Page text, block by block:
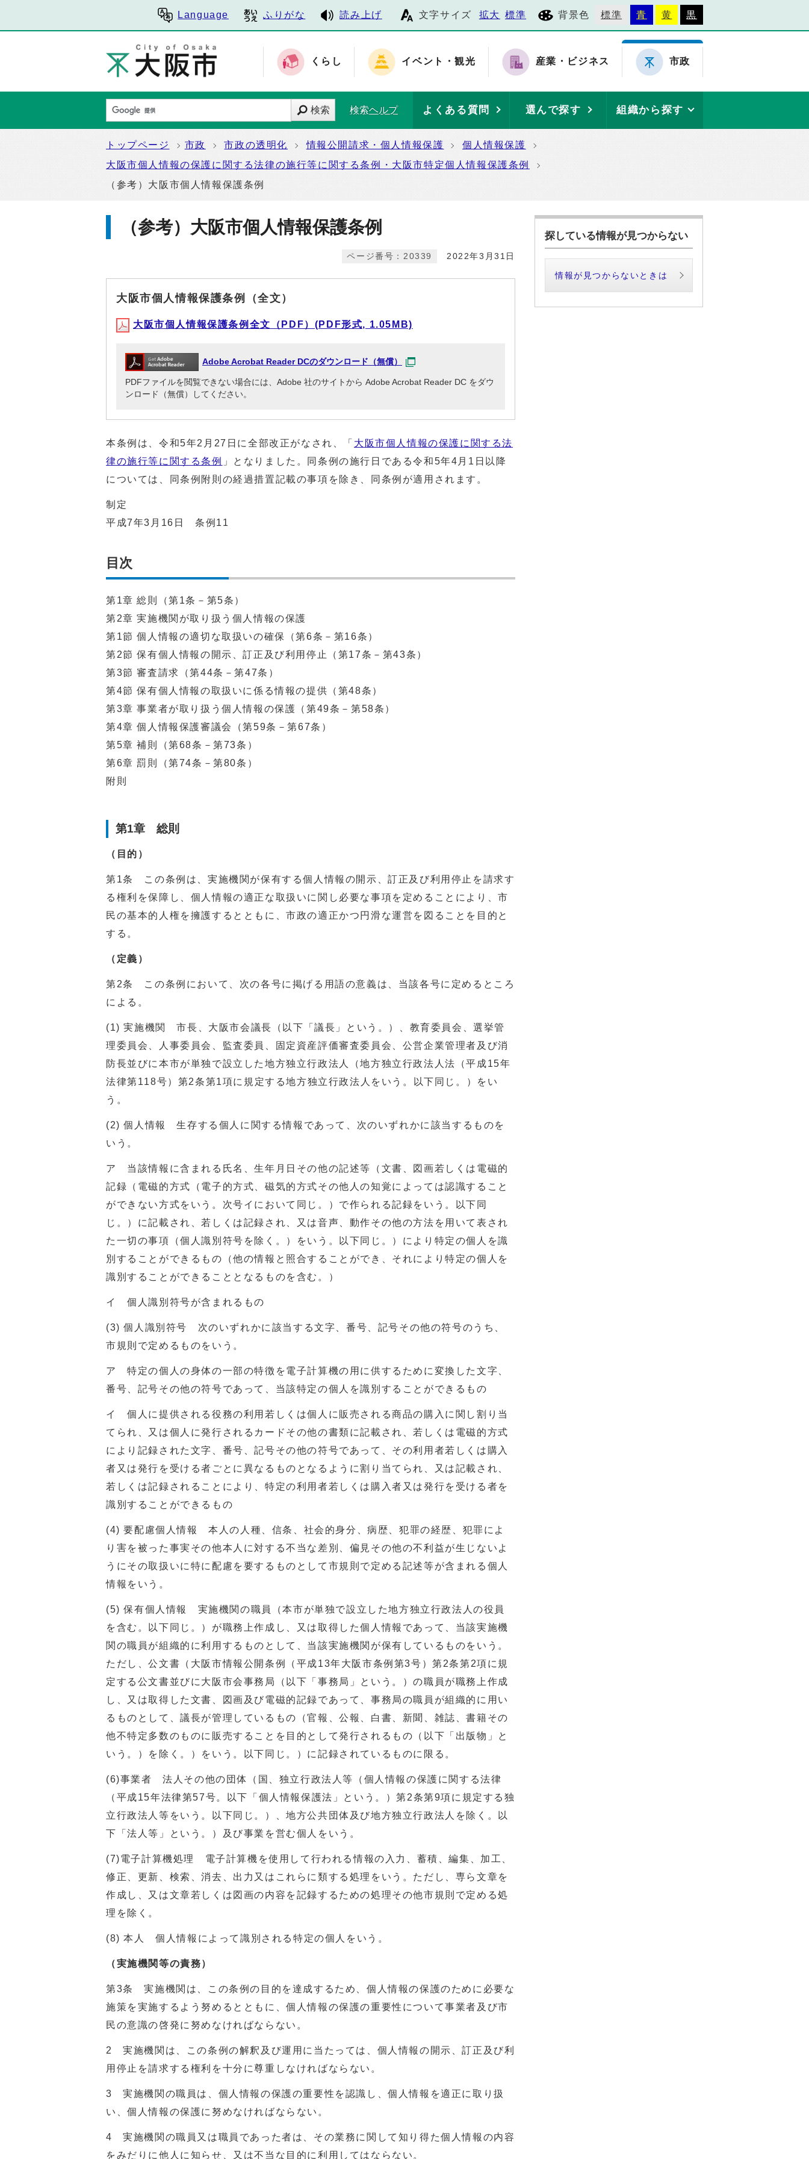
Language ふりがな 読み上げ 文字サイズ 拡大 標準 背景色 標準 青 黄 黒
くらし イベント・観光 産業・ビジネス 市政
検索 検索ヘルプ よくある質問 選んで探す 組織から探す
トップページ 市政 市政の透明化 情報公開請求・個人情報保護
個人情報保護
大阪市個人情報の保護に関する法律の施行等に関する条例・大阪市特定個人情報保護条例
（参考）大阪市個人情報保護条例
（参考）大阪市個人情報保護条例
2022年3月31日
ページ番号：20339
大阪市個人情報保護条例（全文）
大阪市個人情報保護条例全文（PDF）(PDF形式, 1.05MB)
Adobe Acrobat Reader DCのダウンロード（無償）
PDFファイルを閲覧できない場合には、Adobe 社のサイトから Adobe Acrobat Reader DC をダウ
ンロード（無償）してください。
本条例は、令和5年2月27日に全部改正がなされ、「 大阪市個人情報の保護に関する法
律の施行等に関する条例
」となりました。同条例の施行日である令和5年4月1日以降
については、同条例附則の経過措置記載の事項を除き、同条例が適用されます。
制定
平成7年3月16日 条例11
目次
第1章 総則（第1条－第5条）
第2章 実施機関が取り扱う個人情報の保護
第1節 個人情報の適切な取扱いの確保（第6条－第16条）
第2節 保有個人情報の開示、訂正及び利用停止（第17条－第43条）
第3節 審査請求（第44条－第47条）
第4節 保有個人情報の取扱いに係る情報の提供（第48条）
第3章 事業者が取り扱う個人情報の保護（第49条－第58条）
第4章 個人情報保護審議会（第59条－第67条）
第5章 補則（第68条－第73条）
第6章 罰則（第74条－第80条）
附則
第1章 総則
（目的）
第1条 この条例は、実施機関が保有する個人情報の開示、訂正及び利用停止を請求す
る権利を保障し、個人情報の適正な取扱いに関し必要な事項を定めることにより、市
民の基本的人権を擁護するとともに、市政の適正かつ円滑な運営を図ることを目的と
する。
（定義）
第2条 この条例において、次の各号に掲げる用語の意義は、当該各号に定めるところ
による。
(1) 実施機関 市長、大阪市会議長（以下「議長」という。）、教育委員会、選挙管
理委員会、人事委員会、監査委員、固定資産評価審査委員会、公営企業管理者及び消
防長並びに本市が単独で設立した地方独立行政法人（地方独立行政法人法（平成15年
法律第118号）第2条第1項に規定する地方独立行政法人をいう。以下同じ。）をい
う。
(2) 個人情報 生存する個人に関する情報であって、次のいずれかに該当するものを
いう。
ア 当該情報に含まれる氏名、生年月日その他の記述等（文書、図画若しくは電磁的
記録（電磁的方式（電子的方式、磁気的方式その他人の知覚によっては認識すること
ができない方式をいう。次号イにおいて同じ。）で作られる記録をいう。以下同
じ。）に記載され、若しくは記録され、又は音声、動作その他の方法を用いて表され
た一切の事項（個人識別符号を除く。）をいう。以下同じ。）により特定の個人を識
別することができるもの（他の情報と照合することができ、それにより特定の個人を
識別することができることとなるものを含む。）
イ 個人識別符号が含まれるもの
(3) 個人識別符号 次のいずれかに該当する文字、番号、記号その他の符号のうち、
市規則で定めるものをいう。
ア 特定の個人の身体の一部の特徴を電子計算機の用に供するために変換した文字、
番号、記号その他の符号であって、当該特定の個人を識別することができるもの
イ 個人に提供される役務の利用若しくは個人に販売される商品の購入に関し割り当
てられ、又は個人に発行されるカードその他の書類に記載され、若しくは電磁的方式
により記録された文字、番号、記号その他の符号であって、その利用者若しくは購入
者又は発行を受ける者ごとに異なるものとなるように割り当てられ、又は記載され、
若しくは記録されることにより、特定の利用者若しくは購入者又は発行を受ける者を
識別することができるもの
(4) 要配慮個人情報 本人の人種、信条、社会的身分、病歴、犯罪の経歴、犯罪によ
り害を被った事実その他本人に対する不当な差別、偏見その他の不利益が生じないよ
うにその取扱いに特に配慮を要するものとして市規則で定める記述等が含まれる個人
情報をいう。
(5) 保有個人情報 実施機関の職員（本市が単独で設立した地方独立行政法人の役員
を含む。以下同じ。）が職務上作成し、又は取得した個人情報であって、当該実施機
関の職員が組織的に利用するものとして、当該実施機関が保有しているものをいう。
ただし、公文書（大阪市情報公開条例（平成13年大阪市条例第3号）第2条第2項に規
定する公文書並びに大阪市会事務局（以下「事務局」という。）の職員が職務上作成
し、又は取得した文書、図画及び電磁的記録であって、事務局の職員が組織的に用い
るものとして、議長が管理しているもの（官報、公報、白書、新聞、雑誌、書籍その
他不特定多数のものに販売することを目的として発行されるもの（以下「出版物」と
いう。）を除く。）をいう。以下同じ。）に記録されているものに限る。
(6)事業者 法人その他の団体（国、独立行政法人等（個人情報の保護に関する法律
（平成15年法律第57号。以下「個人情報保護法」という。）第2条第9項に規定する独
立行政法人等をいう。以下同じ。）、地方公共団体及び地方独立行政法人を除く。以
下「法人等」という。）及び事業を営む個人をいう。
(7)電子計算機処理 電子計算機を使用して行われる情報の入力、蓄積、編集、加工、
修正、更新、検索、消去、出力又はこれらに類する処理をいう。ただし、専ら文章を
作成し、又は文章若しくは図画の内容を記録するための処理その他市規則で定める処
理を除く。
(8) 本人 個人情報によって識別される特定の個人をいう。
（実施機関等の責務）
第3条 実施機関は、この条例の目的を達成するため、個人情報の保護のために必要な
施策を実施するよう努めるとともに、個人情報の保護の重要性について事業者及び市
民の意識の啓発に努めなければならない。
2 実施機関は、この条例の解釈及び運用に当たっては、個人情報の開示、訂正及び利
用停止を請求する権利を十分に尊重しなければならない。
3 実施機関の職員は、個人情報の保護の重要性を認識し、個人情報を適正に取り扱
い、個人情報の保護に努めなければならない。
4 実施機関の職員又は職員であった者は、その業務に関して知り得た個人情報の内容
をみだりに他人に知らせ、又は不当な目的に利用してはならない。
探している情報が見つからない
情報が見つからないときは